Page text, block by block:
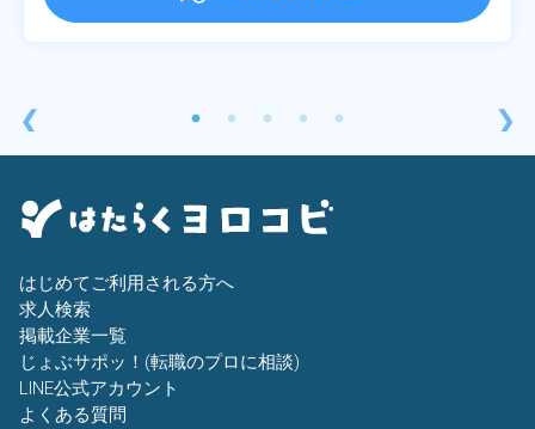
❮ ❯
はじめてご利用される方へ
求人検索
掲載企業一覧
じょぶサポッ！(転職のプロに相談)
LINE公式アカウント
よくある質問